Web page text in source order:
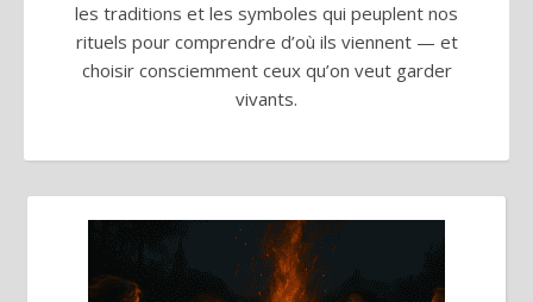
les traditions et les symboles qui peuplent nos
rituels pour comprendre d’où ils viennent — et
choisir consciemment ceux qu’on veut garder
vivants.